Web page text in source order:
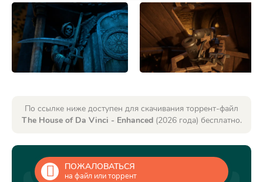
По ссылке ниже доступен для скачивания торрент-файл
The House of Da Vinci - Enhanced(2026 года) бесплатно.
ПОЖАЛОВАТЬСЯ
на файл или торрент